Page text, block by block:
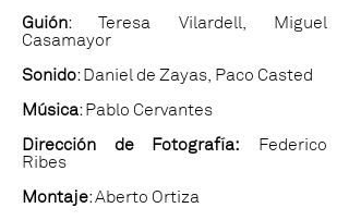
Guión: Teresa Vilardell, Miguel
Casamayor
Sonido: Daniel de Zayas, Paco Casted
Música: Pablo Cervantes
Dirección de Fotografía: Federico
Ribes
Montaje: Aberto Ortiza